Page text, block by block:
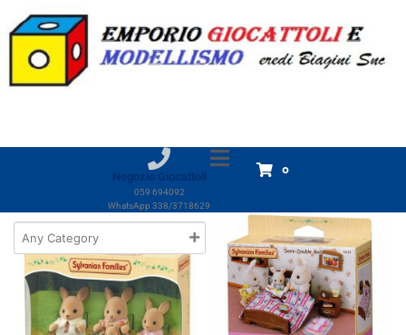
Negozio Giocattoli
059 694092
WhatsApp 338/3718629
0
Home Prodotti Da 3 anni
Da 3 anni